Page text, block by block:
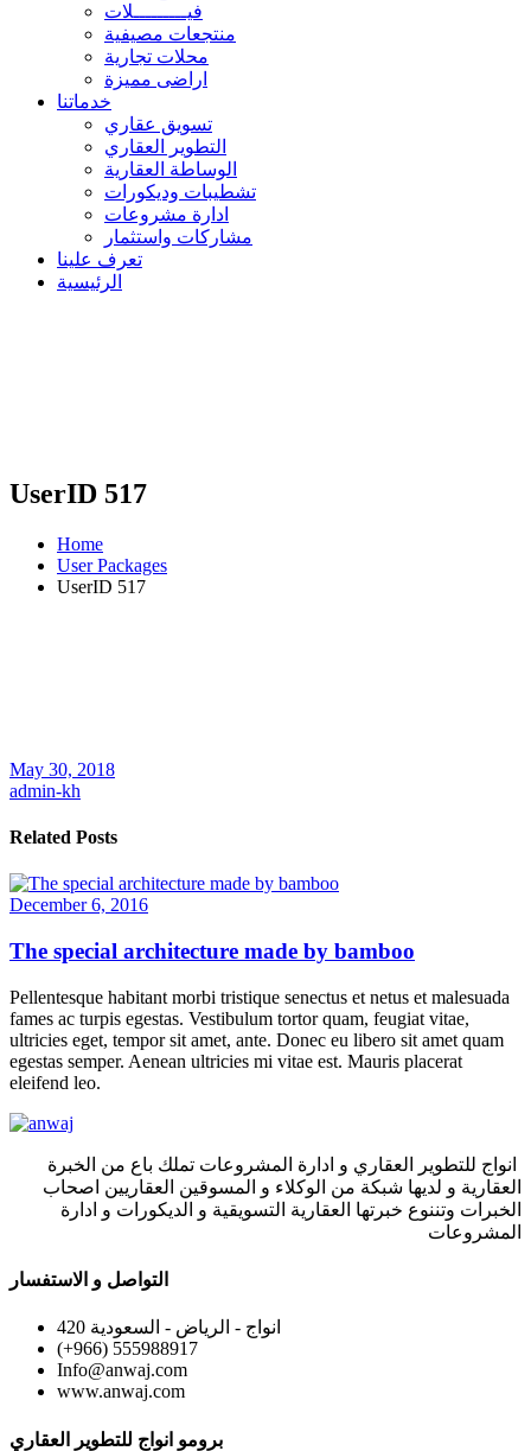
فيـــــــــلات
منتجعات مصيفية
محلات تجارية
اراضى مميزة
خدماتنا
تسويق عقاري
التطوير العقاري
الوساطة العقارية
تشطيبات وديكورات
ادارة مشروعات
مشاركات واستثمار
تعرف علينا
الرئيسية
UserID 517
Home
User Packages
UserID 517
May 30, 2018
admin-kh
Related Posts
December 6, 2016
The special architecture made by bamboo
Pellentesque habitant morbi tristique senectus et netus et malesuada
fames ac turpis egestas. Vestibulum tortor quam, feugiat vitae,
ultricies eget, tempor sit amet, ante. Donec eu libero sit amet quam
egestas semper. Aenean ultricies mi vitae est. Mauris placerat
eleifend leo.
انواج للتطوير العقاري و ادارة المشروعات تملك باع من الخبرة
العقارية و لديها شبكة من الوكلاء و المسوقين العقاريين اصحاب
الخبرات وتننوع خبرتها العقارية التسويقية و الديكورات و ادارة
المشروعات
التواصل و الاستفسار
420 انواج - الرياض - السعودية
(+966) 555988917
Info@anwaj.com
www.anwaj.com
برومو انواج للتطوير العقاري